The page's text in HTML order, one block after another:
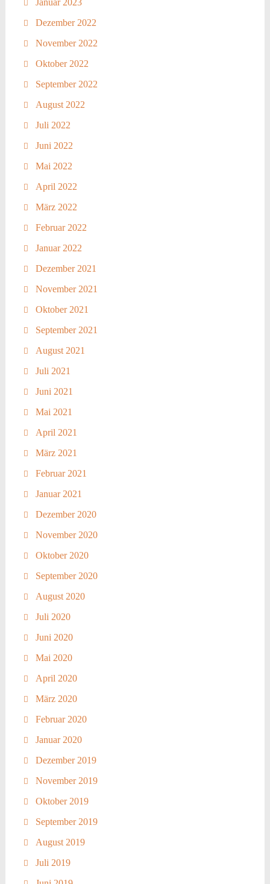
Januar 2023
Dezember 2022
November 2022
Oktober 2022
September 2022
August 2022
Juli 2022
Juni 2022
Mai 2022
April 2022
März 2022
Februar 2022
Januar 2022
Dezember 2021
November 2021
Oktober 2021
September 2021
August 2021
Juli 2021
Juni 2021
Mai 2021
April 2021
März 2021
Februar 2021
Januar 2021
Dezember 2020
November 2020
Oktober 2020
September 2020
August 2020
Juli 2020
Juni 2020
Mai 2020
April 2020
März 2020
Februar 2020
Januar 2020
Dezember 2019
November 2019
Oktober 2019
September 2019
August 2019
Juli 2019